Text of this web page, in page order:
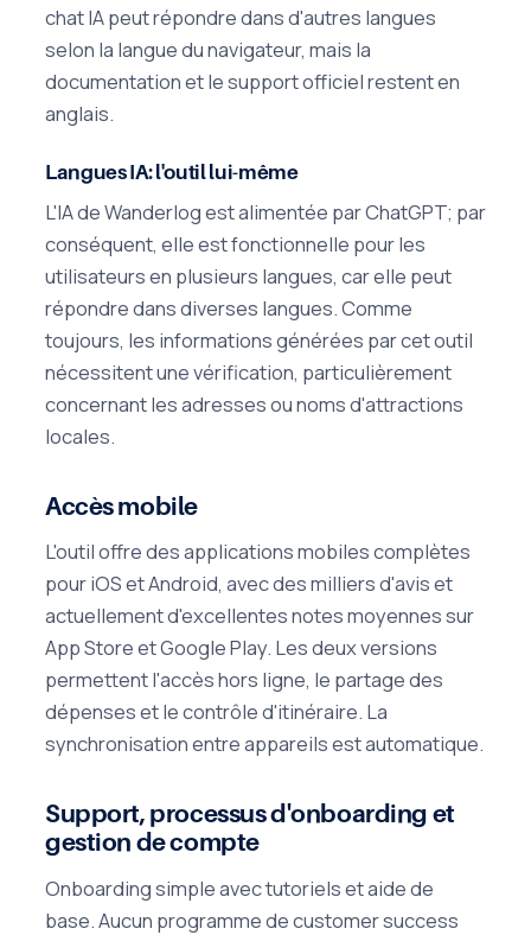
chat IA peut répondre dans d'autres langues
selon la langue du navigateur, mais la
documentation et le support officiel restent en
anglais.
Langues IA: l'outil lui-même
L'IA de Wanderlog est alimentée par ChatGPT; par
conséquent, elle est fonctionnelle pour les
utilisateurs en plusieurs langues, car elle peut
répondre dans diverses langues. Comme
toujours, les informations générées par cet outil
nécessitent une vérification, particulièrement
concernant les adresses ou noms d'attractions
locales.
Accès mobile
L'outil offre des applications mobiles complètes
pour iOS et Android, avec des milliers d'avis et
actuellement d'excellentes notes moyennes sur
App Store et Google Play. Les deux versions
permettent l'accès hors ligne, le partage des
dépenses et le contrôle d'itinéraire. La
synchronisation entre appareils est automatique.
Support, processus d'onboarding et
gestion de compte
Onboarding simple avec tutoriels et aide de
base. Aucun programme de customer success